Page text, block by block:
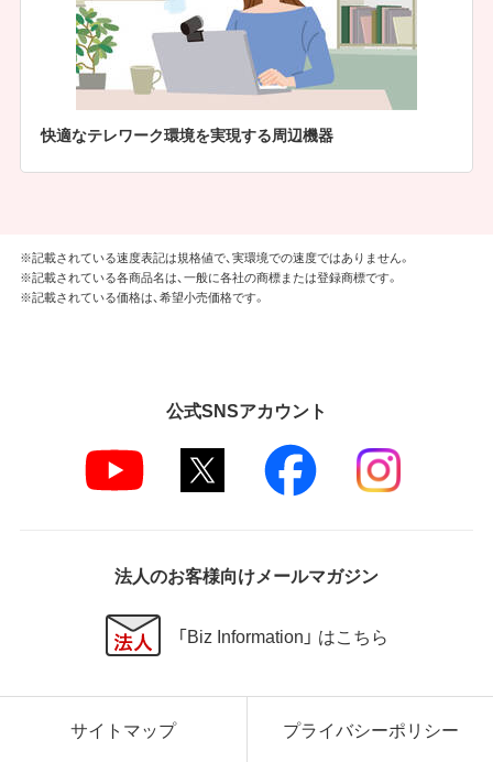
快適なテレワーク環境を実現する周辺機器
※記載されている速度表記は規格値で、実環境での速度ではありません。
※記載されている各商品名は、一般に各社の商標または登録商標です。
※記載されている価格は、希望小売価格です。
公式SNSアカウント
法人のお客様向けメールマガジン
「Biz Information」 はこちら
サイトマップ プライバシーポリシー